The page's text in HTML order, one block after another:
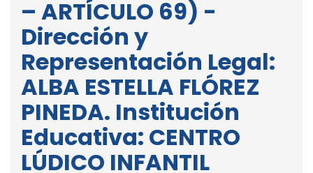
– ARTÍCULO 69) -
Dirección y
Representación Legal:
ALBA ESTELLA FLÓREZ
PINEDA. Institución
Educativa: CENTRO
LÚDICO INFANTIL